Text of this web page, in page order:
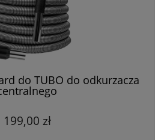
do TUBO do odkurzacza
199,00 zł